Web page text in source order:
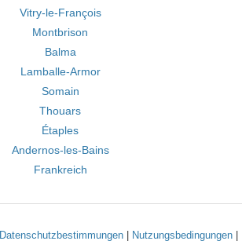
Vitry-le-François
Montbrison
Balma
Lamballe-Armor
Somain
Thouars
Étaples
Andernos-les-Bains
Frankreich
Datenschutzbestimmungen Nutzungsbedingungen